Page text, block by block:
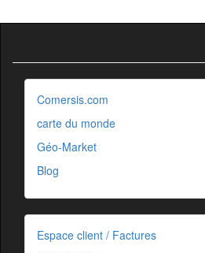
Comersis.com
carte du monde
Géo-Market
Blog
Espace client / Factures